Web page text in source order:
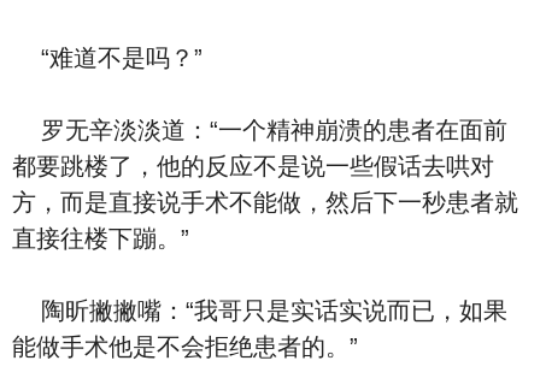
“难道不是吗？”
罗无辛淡淡道：“一个精神崩溃的患者在面前
都要跳楼了，他的反应不是说一些假话去哄对
方，而是直接说手术不能做，然后下一秒患者就
直接往楼下蹦。”
陶昕撇撇嘴：“我哥只是实话实说而已，如果
能做手术他是不会拒绝患者的。”